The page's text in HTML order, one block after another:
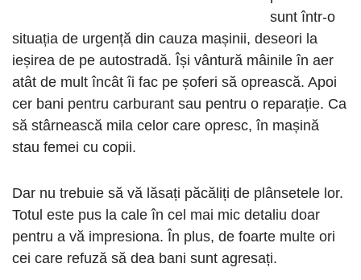
sunt într-o
situația de urgență din cauza mașinii, deseori la
ieșirea de pe autostradă. Își vântură mâinile în aer
atât de mult încât îi fac pe șoferi să oprească. Apoi
cer bani pentru carburant sau pentru o reparație. Ca
să stârnească mila celor care opresc, în mașină
stau femei cu copii.
Dar nu trebuie să vă lăsați păcăliți de plânsetele lor.
Totul este pus la cale în cel mai mic detaliu doar
pentru a vă impresiona. În plus, de foarte multe ori
cei care refuză să dea bani sunt agresați.